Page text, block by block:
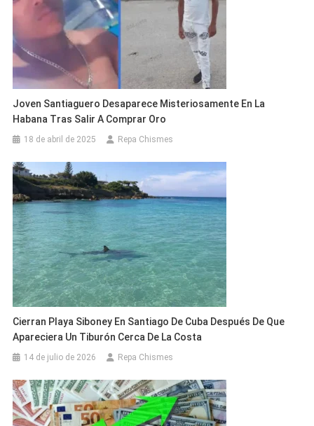
Joven Santiaguero Desaparece Misteriosamente En La
Habana Tras Salir A Comprar Oro
18 de abril de 2025 Repa Chismes
Cierran Playa Siboney En Santiago De Cuba Después De Que
Apareciera Un Tiburón Cerca De La Costa
14 de julio de 2026 Repa Chismes